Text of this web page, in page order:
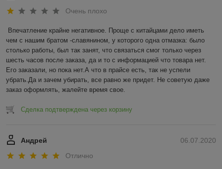
Очень плохо
Впечатление крайне негативное. Проще с китайцами дело иметь
чем с нашим братом -славянином, у которого одна отмазка: было
столько работы, был так занят, что связаться смог только через
шесть часов после заказа, да и то с информацией что товара нет.
Его заказали, но пока нет.А что в прайсе есть, так не успели
убрать.Да и зачем убирать, все равно же придет. Не советую даже
заказ оформлять, жалейте время свое.
Сделка подтверждена через корзину
06.07.2020
Андрей
Отлично